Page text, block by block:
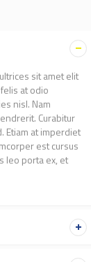
sit amet elit
at odio
nisl. Nam
Curabitur
Etiam at imperdiet
est cursus
leo porta ex, et